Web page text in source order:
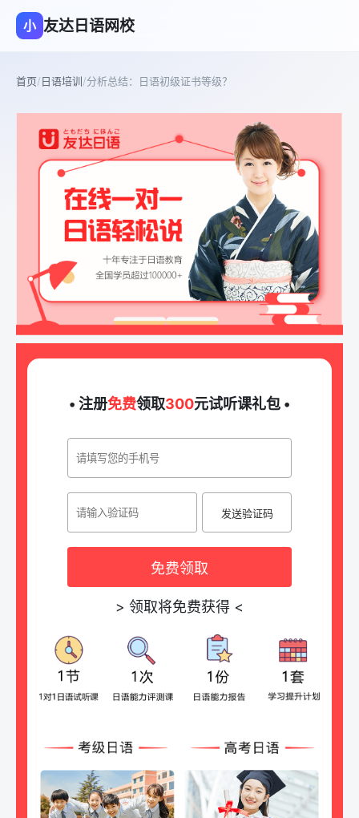
小 友达日语网校
首页/日语培训/分析总结：日语初级证书等级？
• 注册免费领取300元试听课礼包 •
发送验证码
免费领取
> 领取将免费获得 <